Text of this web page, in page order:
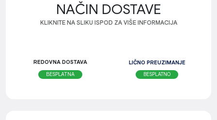
NAČIN DOSTAVE
KLIKNITE NA SLIKU ISPOD ZA VIŠE INFORMACIJA
REDOVNA DOSTAVA
BESPLATNA
LIČNO PREUZIMANJE
BESPLATNO